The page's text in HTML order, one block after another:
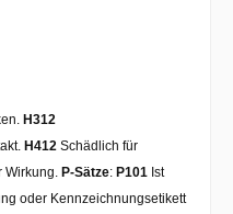
H312
H412 Schädlich für
Wirkung. P-Sätze: P101 Ist
oder Kennzeichnungsetikett